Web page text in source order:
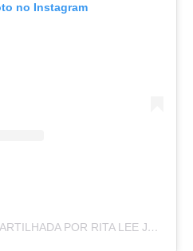
no Instagram
UMA PUBLICAÇÃO COMPARTILHADA POR RITA LEE JONES (@RITALEE_OFICIAL)